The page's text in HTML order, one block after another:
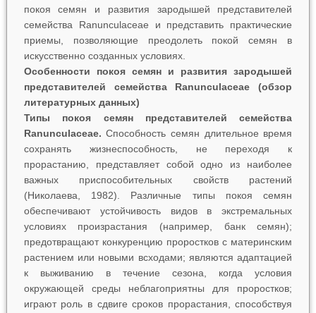
покоя семян и развития зародышей представителей
семейства Ranunculaceae и представить практические
приемы, позволяющие преодолеть покой семян в
искусственно созданных условиях.
Особенности покоя семян и развития зародышей
представителей семейства Ranunculaceae (обзор
литературных данных)
Типы покоя семян представителей семейства
Ranunculaceae.Способность семян длительное время
сохранять жизнеспособность, не переходя к
прорастанию, представляет собой одно из наиболее
важных приспособительных свойств растений
(Николаева, 1982). Различные типы покоя семян
обеспечивают устойчивость видов в экстремальных
условиях произрастания (например, банк семян);
предотвращают конкуренцию проростков с материнским
растением или новыми всходами; являются адаптацией
к выживанию в течение сезона, когда условия
окружающей среды неблагоприятны для проростков;
играют роль в сдвиге сроков прорастания, способствуя